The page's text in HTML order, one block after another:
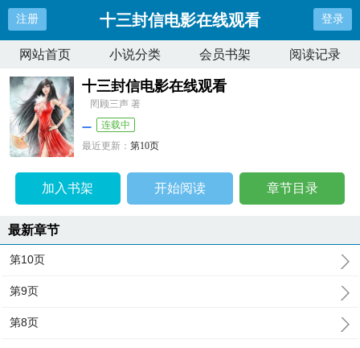
注册 十三封信电影在线观看 登录
网站首页 小说分类 会员书架 阅读记录
十三封信电影在线观看
罔顾三声 著
连载中
最近更新：第10页
加入书架 开始阅读 章节目录
最新章节
第10页
第9页
第8页